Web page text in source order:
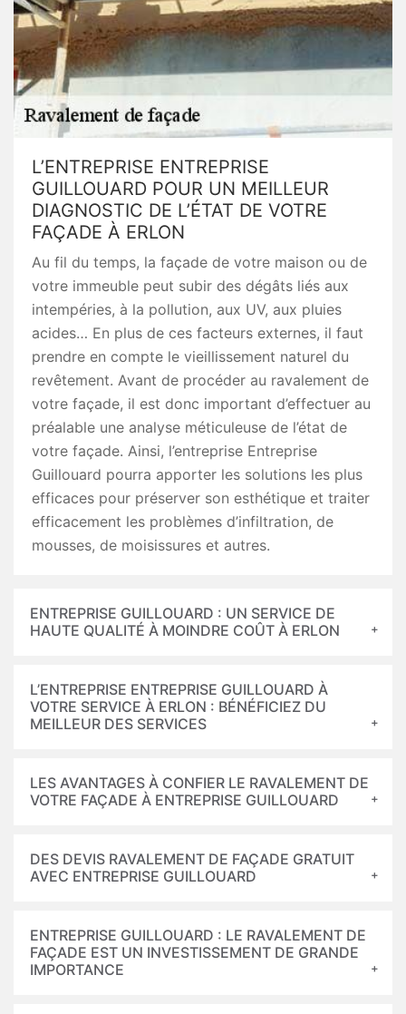
L’ENTREPRISE ENTREPRISE
GUILLOUARD POUR UN MEILLEUR
DIAGNOSTIC DE L’ÉTAT DE VOTRE
FAÇADE À ERLON
Au fil du temps, la façade de votre maison ou de
votre immeuble peut subir des dégâts liés aux
intempéries, à la pollution, aux UV, aux pluies
acides… En plus de ces facteurs externes, il faut
prendre en compte le vieillissement naturel du
revêtement. Avant de procéder au ravalement de
votre façade, il est donc important d’effectuer au
préalable une analyse méticuleuse de l’état de
votre façade. Ainsi, l’entreprise Entreprise
Guillouard pourra apporter les solutions les plus
efficaces pour préserver son esthétique et traiter
efficacement les problèmes d’infiltration, de
mousses, de moisissures et autres.
ENTREPRISE GUILLOUARD : UN SERVICE DE
HAUTE QUALITÉ À MOINDRE COÛT À ERLON
L’ENTREPRISE ENTREPRISE GUILLOUARD À
VOTRE SERVICE À ERLON : BÉNÉFICIEZ DU
MEILLEUR DES SERVICES
LES AVANTAGES À CONFIER LE RAVALEMENT DE
VOTRE FAÇADE À ENTREPRISE GUILLOUARD
DES DEVIS RAVALEMENT DE FAÇADE GRATUIT
AVEC ENTREPRISE GUILLOUARD
ENTREPRISE GUILLOUARD : LE RAVALEMENT DE
FAÇADE EST UN INVESTISSEMENT DE GRANDE
IMPORTANCE